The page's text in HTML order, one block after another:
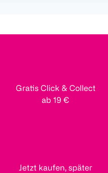
Gratis Click & Collect
ab 19 €
Jetzt kaufen, später